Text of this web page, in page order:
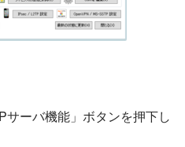
サーバ機能」ボタンを押下し